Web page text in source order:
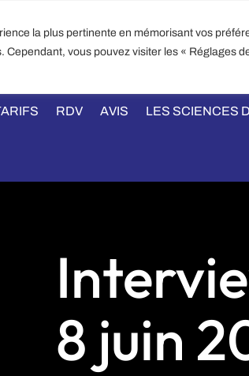
la plus pertinente en mémorisant vos
vous pouvez visiter les « Réglages
:
RDV AVIS LES SCIENCES
8 juin